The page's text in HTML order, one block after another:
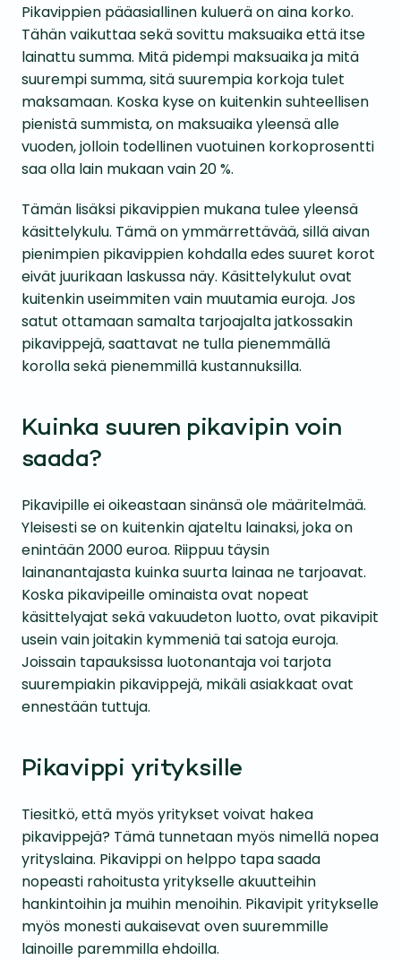
Pikavippien pääasiallinen kuluerä on aina korko.
Tähän vaikuttaa sekä sovittu maksuaika että itse
lainattu summa. Mitä pidempi maksuaika ja mitä
suurempi summa, sitä suurempia korkoja tulet
maksamaan. Koska kyse on kuitenkin suhteellisen
pienistä summista, on maksuaika yleensä alle
vuoden, jolloin todellinen vuotuinen korkoprosentti
saa olla lain mukaan vain 20 %.
Tämän lisäksi pikavippien mukana tulee yleensä
käsittelykulu. Tämä on ymmärrettävää, sillä aivan
pienimpien pikavippien kohdalla edes suuret korot
eivät juurikaan laskussa näy. Käsittelykulut ovat
kuitenkin useimmiten vain muutamia euroja. Jos
satut ottamaan samalta tarjoajalta jatkossakin
pikavippejä, saattavat ne tulla pienemmällä
korolla sekä pienemmillä kustannuksilla.
Kuinka suuren pikavipin voin
saada?
Pikavipille ei oikeastaan sinänsä ole määritelmää.
Yleisesti se on kuitenkin ajateltu lainaksi, joka on
enintään 2000 euroa. Riippuu täysin
lainanantajasta kuinka suurta lainaa ne tarjoavat.
Koska pikavipeille ominaista ovat nopeat
käsittelyajat sekä vakuudeton luotto, ovat pikavipit
usein vain joitakin kymmeniä tai satoja euroja.
Joissain tapauksissa luotonantaja voi tarjota
suurempiakin pikavippejä, mikäli asiakkaat ovat
ennestään tuttuja.
Pikavippi yrityksille
Tiesitkö, että myös yritykset voivat hakea
pikavippejä? Tämä tunnetaan myös nimellä nopea
yrityslaina. Pikavippi on helppo tapa saada
nopeasti rahoitusta yritykselle akuutteihin
hankintoihin ja muihin menoihin. Pikavipit yritykselle
myös monesti aukaisevat oven suuremmille
lainoille paremmilla ehdoilla.